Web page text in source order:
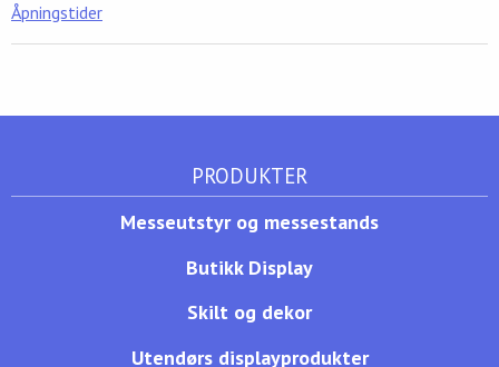
Åpningstider
PRODUKTER
Messeutstyr og messestands
Butikk Display
Skilt og dekor
Utendørs displayprodukter